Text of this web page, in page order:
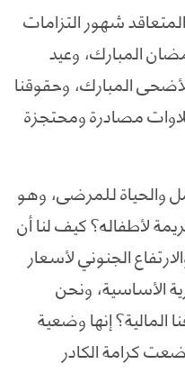
شهور التزامات
المبارك، وعيد
المبارك، وحقوقنا
مصادرة ومحتجزة
والحياة للمرضى، وهو
لأطفاله؟ كيف لنا أن
الجنوني لأسعار
الأساسية، ونحن
إنها وضعية
كرامة الكادر